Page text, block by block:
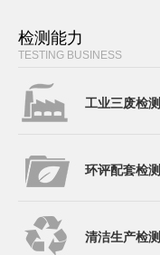
检测能力
TESTING BUSINESS
工业三废检测
环评配套检测
清洁生产检测